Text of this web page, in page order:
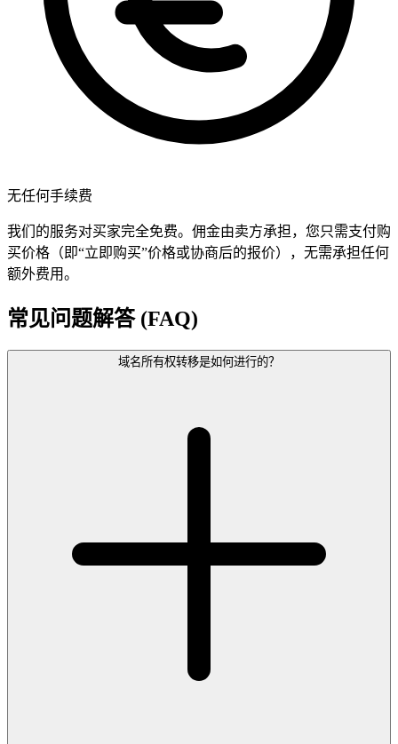
无任何手续费
我们的服务对买家完全免费。佣金由卖方承担，您只需支付购
买价格（即“立即购买”价格或协商后的报价），无需承担任何
额外费用。
常见问题解答 (FAQ)
域名所有权转移是如何进行的？